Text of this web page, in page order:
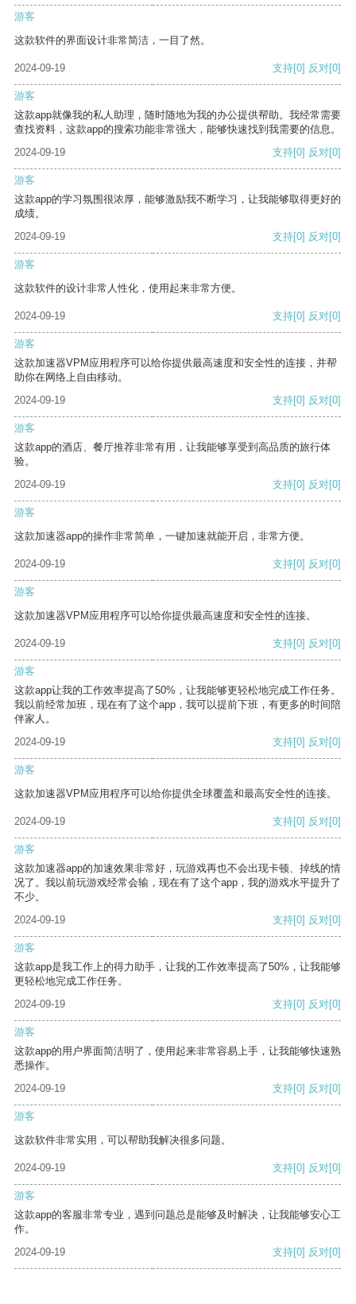
游客
这款软件的界面设计非常简洁，一目了然。
2024-09-19 支持[0] 反对[0]
游客
这款app就像我的私人助理，随时随地为我的办公提供帮助。我经常需要
查找资料，这款app的搜索功能非常强大，能够快速找到我需要的信息。
2024-09-19
支持[0] 反对[0]
游客
这款app的学习氛围很浓厚，能够激励我不断学习，让我能够取得更好的
成绩。
2024-09-19
支持[0] 反对[0]
游客
这款软件的设计非常人性化，使用起来非常方便。
2024-09-19 支持[0] 反对[0]
游客
这款加速器VPM应用程序可以给你提供最高速度和安全性的连接，并帮
助你在网络上自由移动。
2024-09-19
支持[0] 反对[0]
游客
这款app的酒店、餐厅推荐非常有用，让我能够享受到高品质的旅行体
验。
2024-09-19
支持[0] 反对[0]
游客
这款加速器app的操作非常简单，一键加速就能开启，非常方便。
2024-09-19 支持[0] 反对[0]
游客
这款加速器VPM应用程序可以给你提供最高速度和安全性的连接。
2024-09-19 支持[0] 反对[0]
游客
这款app让我的工作效率提高了50%，让我能够更轻松地完成工作任务。
我以前经常加班，现在有了这个app，我可以提前下班，有更多的时间陪
伴家人。
2024-09-19
支持[0] 反对[0]
游客
这款加速器VPM应用程序可以给你提供全球覆盖和最高安全性的连接。
2024-09-19 支持[0] 反对[0]
游客
这款加速器app的加速效果非常好，玩游戏再也不会出现卡顿、掉线的情
况了。我以前玩游戏经常会输，现在有了这个app，我的游戏水平提升了
不少。
2024-09-19
支持[0] 反对[0]
游客
这款app是我工作上的得力助手，让我的工作效率提高了50%，让我能够
更轻松地完成工作任务。
2024-09-19
支持[0] 反对[0]
游客
这款app的用户界面简洁明了，使用起来非常容易上手，让我能够快速熟
悉操作。
2024-09-19
支持[0] 反对[0]
游客
这款软件非常实用，可以帮助我解决很多问题。
2024-09-19 支持[0] 反对[0]
游客
这款app的客服非常专业，遇到问题总是能够及时解决，让我能够安心工
作。
2024-09-19
支持[0] 反对[0]